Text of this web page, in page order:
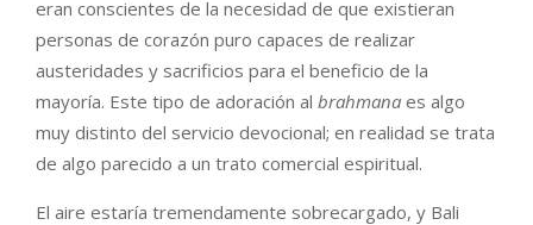
eran conscientes de la necesidad de que existieran
personas de corazón puro capaces de realizar
austeridades y sacrificios para el beneficio de la
mayoría. Este tipo de adoración al brahmana es algo
muy distinto del servicio devocional; en realidad se trata
de algo parecido a un trato comercial espiritual.
El aire estaría tremendamente sobrecargado, y Bali